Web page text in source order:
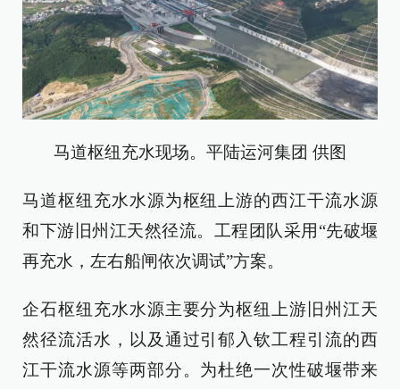
马道枢纽充水现场。平陆运河集团 供图
马道枢纽充水水源为枢纽上游的西江干流水源
和下游旧州江天然径流。工程团队采用“先破堰
再充水，左右船闸依次调试”方案。
企石枢纽充水水源主要分为枢纽上游旧州江天
然径流活水，以及通过引郁入钦工程引流的西
江干流水源等两部分。为杜绝一次性破堰带来